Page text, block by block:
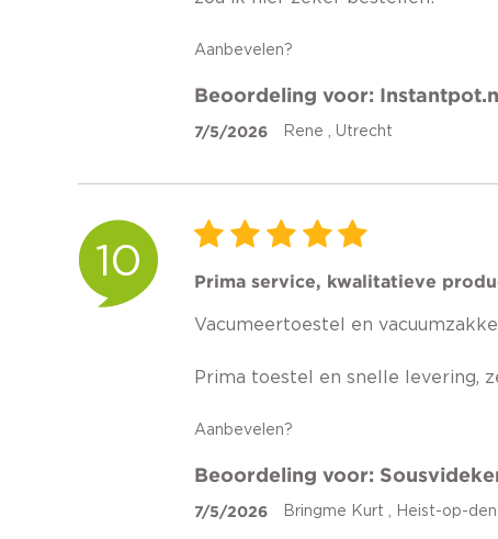
Aanbevelen?
Beoordeling voor:
7/5/2026 Rene , Utrecht
10 Prima service, kwalitatieve
Vacumeertoestel en
Prima toestel en snelle levering,
Aanbevelen?
Beoordeling voor:
7/5/2026 Bringme Kurt , Heist-op-